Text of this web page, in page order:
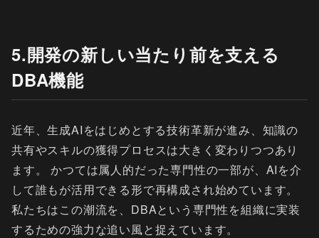
5.開発の新しい当たり前を支える
DBA機能
近年、生成AIをはじめとする技術革新が進み、知識の
共有やスキルの獲得プロセスは大きく変わりつつあり
ます。 かつては属人的だった専門性の一部が、AIを介
して誰もが活用できる形で再構成され始めています。
私たちはこの潮流を、DBAという専門性を組織に実装
するための強力な追い風と捉えています。